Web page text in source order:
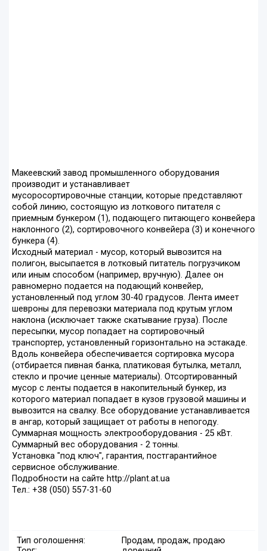
Макеевский завод промышленного оборудования
производит и устанавливает
мусоросортировочные станции, которые представляют
собой линию, состоящую из лоткового питателя с
приемным бункером (1), подающего питающего конвейера
наклонного (2), сортировочного конвейера (3) и конечного
бункера (4).
Исходный материал - мусор, который вывозится на
полигон, высыпается в лотковый питатель погрузчиком
или иным способом (например, вручную). Далее он
равномерно подается на подающий конвейер,
установленный под углом 30-40 градусов. Лента имеет
шевроны для перевозки материала под крутым углом
наклона (исключает также скатывание груза). После
пересыпки, мусор попадает на сортировочный
транспортер, установленный горизонтально на эстакаде.
Вдоль конвейера обеспечивается сортировка мусора
(отбирается пивная банка, платиковая бутылка, металл,
стекло и прочие ценные материалы). Отсортированный
мусор с ленты подается в накопительный бункер, из
которого материал попадает в кузов грузовой машины и
вывозится на свалку. Все оборудование устанавливается
в ангар, который защищает от работы в непогоду.
Суммарная мощность электрооборудования - 25 кВт.
Суммарный вес оборудования - 2 тонны.
Установка "под ключ", гарантия, постгарантийное
сервисное обслуживание.
Подробности на сайте http://plant.at.ua
Тел.: +38 (050) 557-31-60
Тип оголошення:
Продам, продаж, продаю